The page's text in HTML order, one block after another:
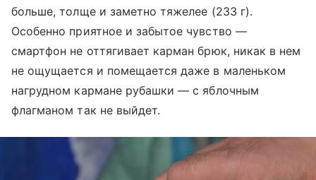
больше, толще и заметно тяжелее (233 г).
Особенно приятное и забытое чувство —
смартфон не оттягивает карман брюк, никак в нем
не ощущается и помещается даже в маленьком
нагрудном кармане рубашки — с яблочным
флагманом так не выйдет.